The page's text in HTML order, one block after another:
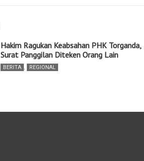
Hakim Ragukan Keabsahan PHK Torganda,
Surat Panggilan Diteken Orang Lain
BERITA , REGIONAL